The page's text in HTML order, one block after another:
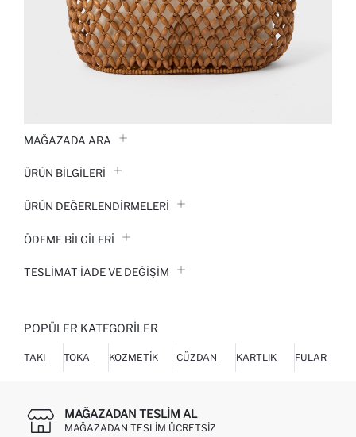
MAĞAZADA ARA
ÜRÜN BILGILERI
ÜRÜN DEĞERLENDİRMELERİ
ÖDEME BİLGİLERİ
TESLIMAT İADE VE DEĞIŞIM
POPÜLER KATEGORILER
TAKI TOKA KOZMETIK CÜZDAN KARTLIK FULAR
MAĞAZADAN TESLIM AL
MAĞAZADAN TESLIM ÜCRETSIZ